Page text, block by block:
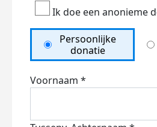
Ik doe een anonieme
Persoonlijke
donatie
Voornaam *